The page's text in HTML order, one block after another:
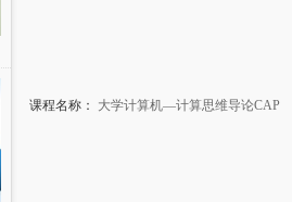
课程名称： 大学计算机—计算思维导论CAP